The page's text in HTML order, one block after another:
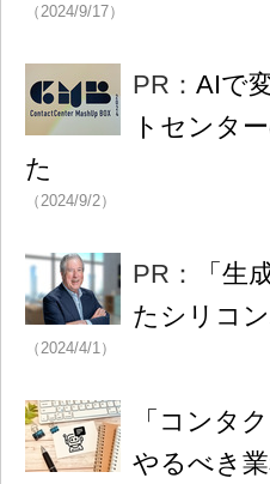
（2024/9/17）
PR： AIで
トセンタ
た
（2024/9/2）
PR：
「
たシリコ
（2024/4/1）
「コンタ
やるべき